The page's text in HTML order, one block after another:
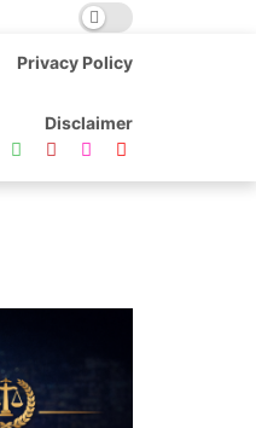
Privacy Policy
Disclaimer